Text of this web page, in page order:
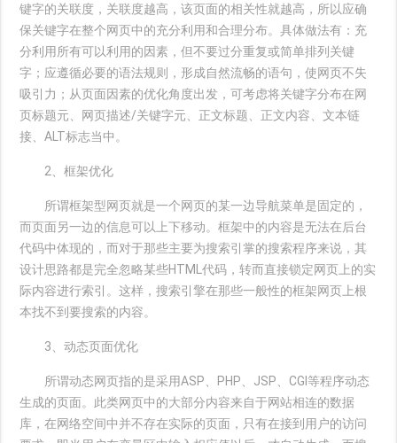
键字的关联度，关联度越高，该页面的相关性就越高，所以应确
保关键字在整个网页中的充分利用和合理分布。具体做法有：充
分利用所有可以利用的因素，但不要过分重复或简单排列关键
字；应遵循必要的语法规则，形成自然流畅的语句，使网页不失
吸引力；从页面因素的优化角度出发，可考虑将关键字分布在网
页标题元、网页描述/关键字元、正文标题、正文内容、文本链
接、ALT标志当中。
2、框架优化
所谓框架型网页就是一个网页的某一边导航菜单是固定的，
而页面另一边的信息可以上下移动。框架中的内容是无法在后台
代码中体现的，而对于那些主要为搜索引掌的搜索程序来说，其
设计思路都是完全忽略某些HTML代码，转而直接锁定网页上的实
际内容进行索引。这样，搜索引擎在那些一般性的框架网页上根
本找不到要搜索的内容。
3、动态页面优化
所谓动态网页指的是采用ASP、PHP、JSP、CGI等程序动态
生成的页面。此类网页中的大部分内容来自于网站相连的数据
库，在网络空间中并不存在实际的页面，只有在接到用户的访问